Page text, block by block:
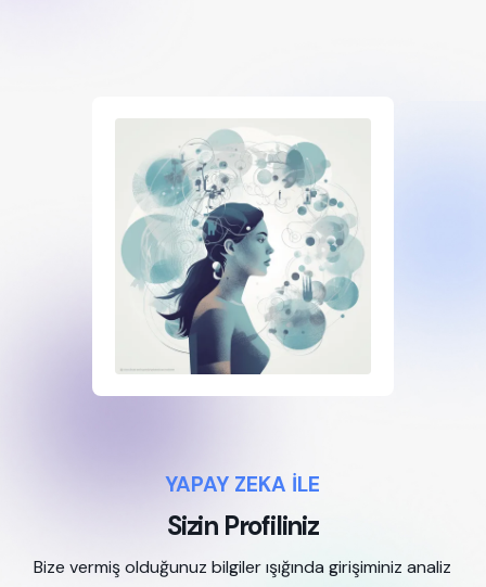
YAPAY ZEKA İLE
Sizin Profiliniz
Bize vermiş olduğunuz bilgiler ışığında girişiminiz analiz